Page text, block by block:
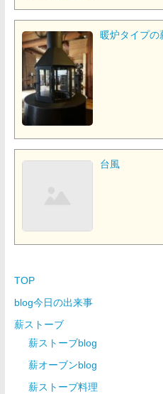
暖炉タイプの
台風
TOP
blog今日の出来事
薪ストーブ
薪ストーブblog
薪オーブンblog
薪ストーブ料理